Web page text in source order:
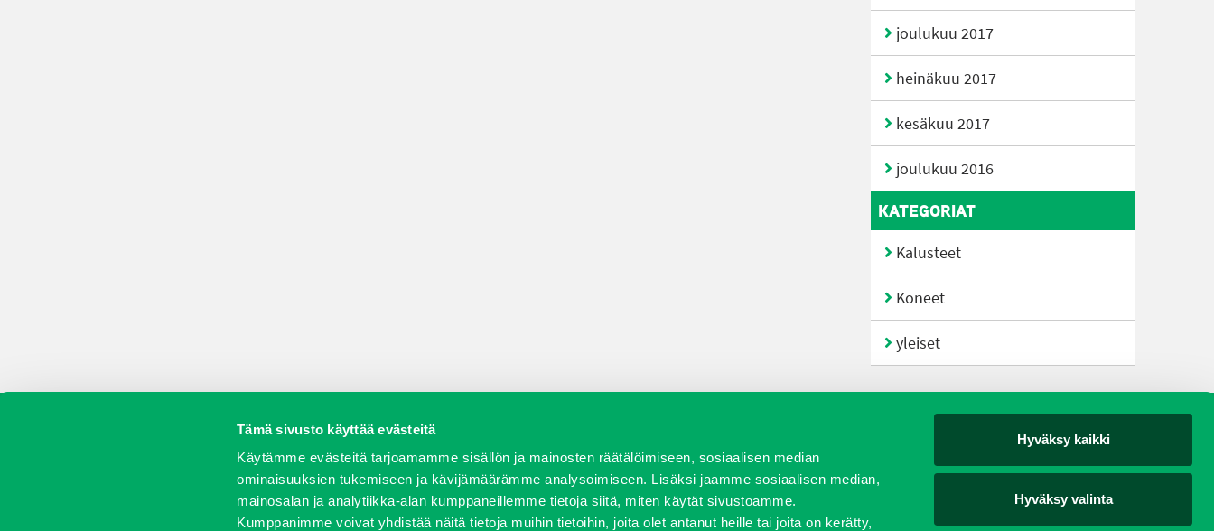
Tämä sivusto käyttää evästeitä
Käytämme evästeitä tarjoamamme sisällön ja mainosten räätälöimiseen, sosiaalisen median
ominaisuuksien tukemiseen ja kävijämäärämme analysoimiseen. Lisäksi jaamme sosiaalisen median,
mainosalan ja analytiikka-alan kumppaneillemme tietoja siitä, miten käytät sivustoamme.
Kumppanimme voivat yhdistää näitä tietoja muihin tietoihin, joita olet antanut heille tai joita on kerätty,
Hyväksy kaikki
Hyväksy valinta
joulukuu 2017
heinäkuu 2017
kesäkuu 2017
joulukuu 2016
KATEGORIAT
Kalusteet
Koneet
yleiset
Vaihtokoneet Kalusteet Huolto ja varaosat Verkkokauppa JT Vuokrakone Jälleenmyyjät